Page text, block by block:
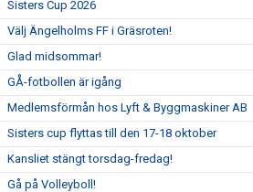
Sisters Cup 2026
Välj Ängelholms FF i Gräsroten!
Glad midsommar!
GÅ-fotbollen är igång
Medlemsförmån hos Lyft & Byggmaskiner AB
Sisters cup flyttas till den 17-18 oktober
Kansliet stängt torsdag-fredag!
Gå på Volleyboll!